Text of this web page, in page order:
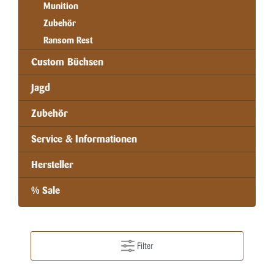
Munition
Zubehör
Ransom Rest
Custom Büchsen
Jagd
Zubehör
Service & Informationen
Hersteller
% Sale
Filter